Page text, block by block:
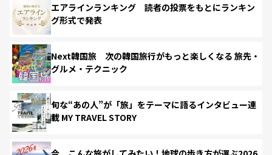
エアラインランキング 読者の投票をもとにランキン
グ形式で発表
Next韓国旅 次の韓国旅行がもっと楽しくなる 旅先・
グルメ・テクニック
旬な“あの人”が「旅」をテーマに語るインタビュー連
載 MY TRAVEL STORY